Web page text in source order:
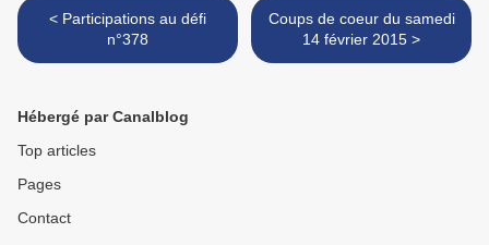
< Participations au défi
n°378
Coups de coeur du samedi
14 février 2015 >
Hébergé par Canalblog
Top articles
Pages
Contact